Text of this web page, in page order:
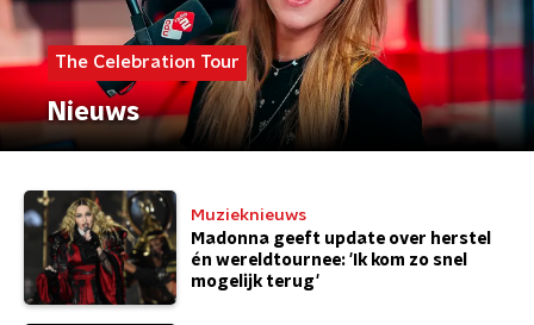
The Celebration Tour
Nieuws
Muzieknieuws
Madonna geeft update over herstel
én wereldtournee: 'Ik kom zo snel
mogelijk terug'